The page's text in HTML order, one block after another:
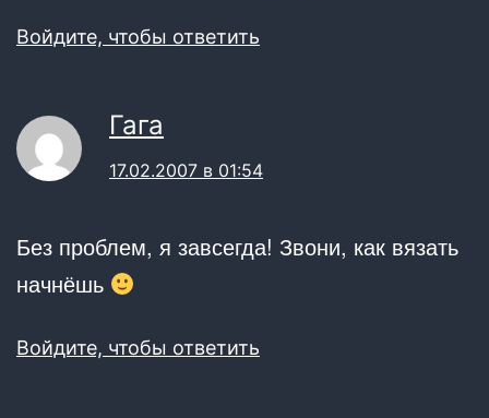
Войдите, чтобы ответить
Гага
17.02.2007 в 01:54
Без проблем, я завсегда! Звони, как вязать
начнёшь
Войдите, чтобы ответить